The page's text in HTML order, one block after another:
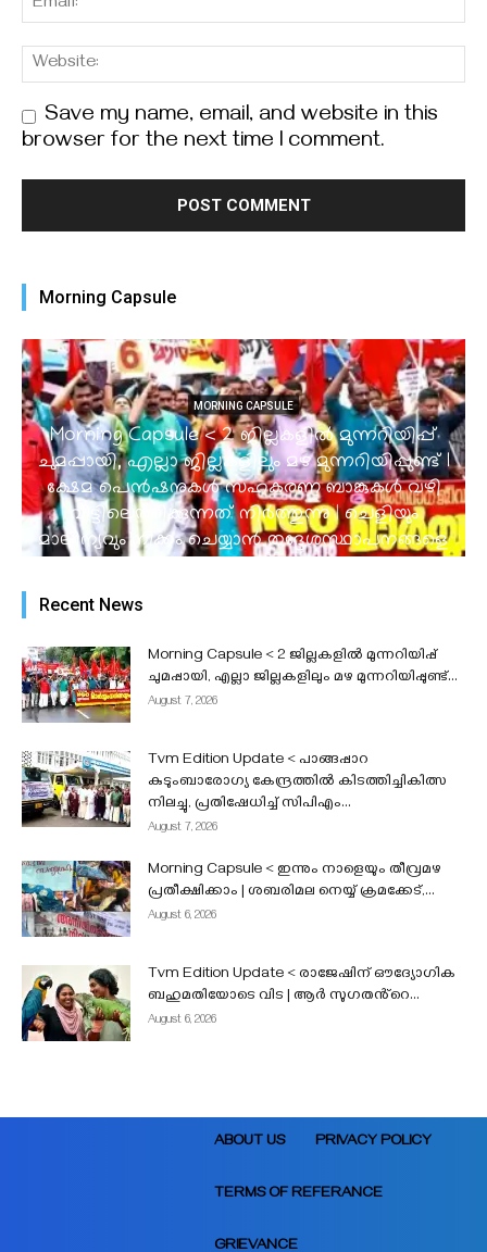
Save my name, email, and website in this
browser for the next time I comment.
Morning Capsule
MORNING CAPSULE
Morning Capsule < 2 ജില്ലകളിൽ മുന്നറിയിപ്പ്
ചുമപ്പായി, എല്ലാ ജില്ലകളിലും മഴ മുന്നറിയിപ്പുണ്ട് I
ക്ഷേമ പെൻഷനുകൾ സഹകരണ ബാങ്കുകൾ വഴി
വീട്ടിലെത്തിക്കുന്നത് നിർത്തുന്നു | ചെളിയും
മാലിന്യവും നീക്കം ചെയ്യാൻ തദ്ദേശസ്ഥാപനങ്ങളെ
‘മൈ പോലീസ് സ്റ്റേഷൻ’ 15 മുതൽ...
Recent News
Morning Capsule < 2 ജില്ലകളിൽ മുന്നറിയിപ്പ്
ചുമപ്പായി, എല്ലാ ജില്ലകളിലും മഴ മുന്നറിയിപ്പുണ്ട്...
August 7, 2026
Tvm Edition Update < പാങ്ങപ്പാറ
കുടുംബാരോഗ്യ കേന്ദ്രത്തിൽ കിടത്തിച്ചികിത്സ
നിലച്ചു, പ്രതിഷേധിച്ച് സിപിഎം...
August 7, 2026
Morning Capsule < ഇന്നും നാളെയും തീവ്രമഴ
പ്രതീക്ഷിക്കാം | ശബരിമല നെയ്യ് ക്രമക്കേട്,...
August 6, 2026
Tvm Edition Update < രാജേഷിന് ഔദ്യോഗിക
ബഹുമതിയോടെ വിട | ആർ സുഗതൻ്റെ...
August 6, 2026
ABOUT US PRIVACY POLICY
TERMS OF REFERANCE
GRIEVANCE